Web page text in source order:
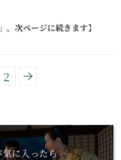
。次ページに続きます】
2
に入ったら